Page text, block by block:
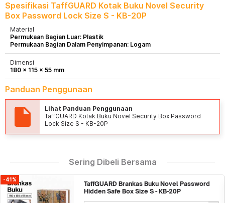
Spesifikasi TaffGUARD Kotak Buku Novel Security
Box Password Lock Size S - KB-20P
Material
Permukaan Bagian Luar: Plastik
Permukaan Bagian Dalam Penyimpanan: Logam
Dimensi
180 x 115 x 55 mm
Panduan Penggunaan
Lihat Panduan Penggunaan
TaffGUARD Kotak Buku Novel Security Box Password
Lock Size S - KB-20P
Sering Dibeli Bersama
-41%
TaffGUARD Brankas Buku Novel Password
Hidden Safe Box Size S - KB-20P